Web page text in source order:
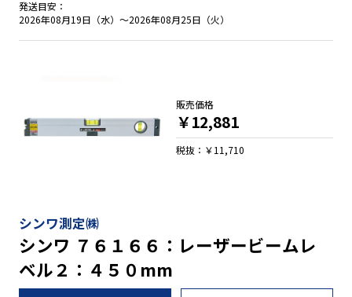
時にだけレーザーが照射される安全設計です。 ●離れた場所の
●鉄骨工事に便利な強力ヨーク付マグネット
発送目安：
2026年08月19日（水）～2026年08月25日（火）
シンワ測定㈱
シンワ ７６１６６：レーザービームレ
ベル２：４５０mm
販売価格
￥12,881
税抜：￥11,710